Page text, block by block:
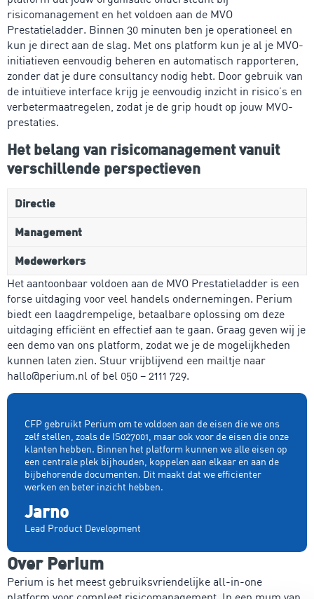
risicomanagement en het voldoen aan de MVO
Prestatieladder. Binnen 30 minuten ben je operationeel en
kun je direct aan de slag. Met ons platform kun je al je MVO-
initiatieven eenvoudig beheren en automatisch rapporteren,
zonder dat je dure consultancy nodig hebt. Door gebruik van
de intuïtieve interface krijg je eenvoudig inzicht in risico’s en
verbetermaatregelen, zodat je de grip houdt op jouw MVO-
prestaties.
Het belang van risicomanagement vanuit
verschillende perspectieven
Directie
Management
Medewerkers
Het aantoonbaar voldoen aan de MVO Prestatieladder is een
forse uitdaging voor veel handels ondernemingen. Perium
biedt een laagdrempelige, betaalbare oplossing om deze
uitdaging efficiënt en effectief aan te gaan. Graag geven wij je
een demo van ons platform, zodat we je de mogelijkheden
kunnen laten zien. Stuur vrijblijvend een mailtje naar
hallo@perium.nl of bel 050 – 2111 729.
CFP gebruikt Perium om te voldoen aan de eisen die we ons
zelf stellen, zoals de IS027001, maar ook voor de eisen die onze
klanten hebben. Binnen het platform kunnen we alle eisen op
een centrale plek bijhouden, koppelen aan elkaar en aan de
bijbehorende documenten. Dit maakt dat we efficienter
werken en beter inzicht hebben.
Jarno
Lead Product Development
Over Perium
Perium is het meest gebruiksvriendelijke all-in-one